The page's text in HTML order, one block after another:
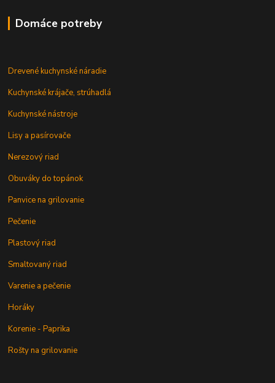
Domáce potreby
Drevené kuchynské náradie
Kuchynské krájače, strúhadlá
Kuchynské nástroje
Lisy a pasírovače
Nerezový riad
Obuváky do topánok
Panvice na grilovanie
Pečenie
Plastový riad
Smaltovaný riad
Varenie a pečenie
Horáky
Korenie - Paprika
Rošty na grilovanie